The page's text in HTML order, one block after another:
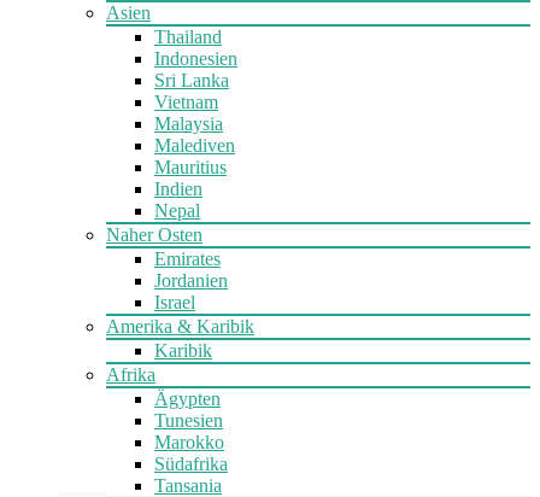
Asien
Thailand
Indonesien
Sri Lanka
Vietnam
Malaysia
Malediven
Mauritius
Indien
Nepal
Naher Osten
Emirates
Jordanien
Israel
Amerika & Karibik
Karibik
Afrika
Ägypten
Tunesien
Marokko
Südafrika
Tansania